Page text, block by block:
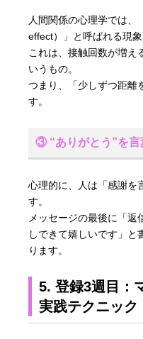
人間関係の心理学では
effect）」と呼ばれる現象
これは、接触回数が増え
いうもの。
つまり、「少しずつ距離
す。
③ “ありがとう”を言
心理的に、人は「感謝を
す。
メッセージの最後に「
しできて嬉しいです」と
ります。
5. 登録3週目：
実践テクニック